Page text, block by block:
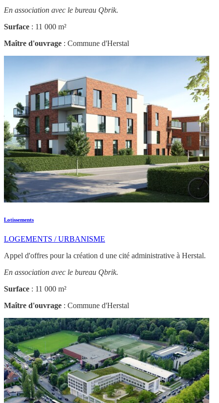
En association avec le bureau Qbrik.
Surface : 11 000 m²
Maître d'ouvrage : Commune d'Herstal
Lotissements
LOGEMENTS / URBANISME
Appel d'offres pour la création d une cité administrative à Herstal.
En association avec le bureau Qbrik.
Surface : 11 000 m²
Maître d'ouvrage : Commune d'Herstal